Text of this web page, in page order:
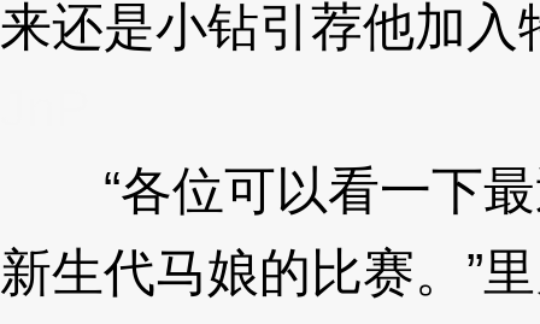
来还是小钻引荐他加入
“各位可以看一下最
新生代马娘的比赛。”